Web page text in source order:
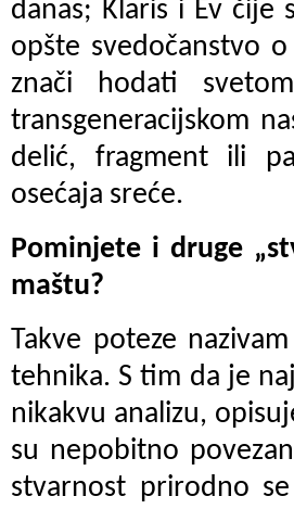
danas; Klaris i Ev čije
opšte svedočanstvo
znači hodati
transgeneracijskom
delić, fragment ili
osećaja sreće.
Pominjete i druge
maštu?
Takve poteze
tehnika. S tim da je
nikakvu analizu,
su nepobitno
stvarnost prirodno